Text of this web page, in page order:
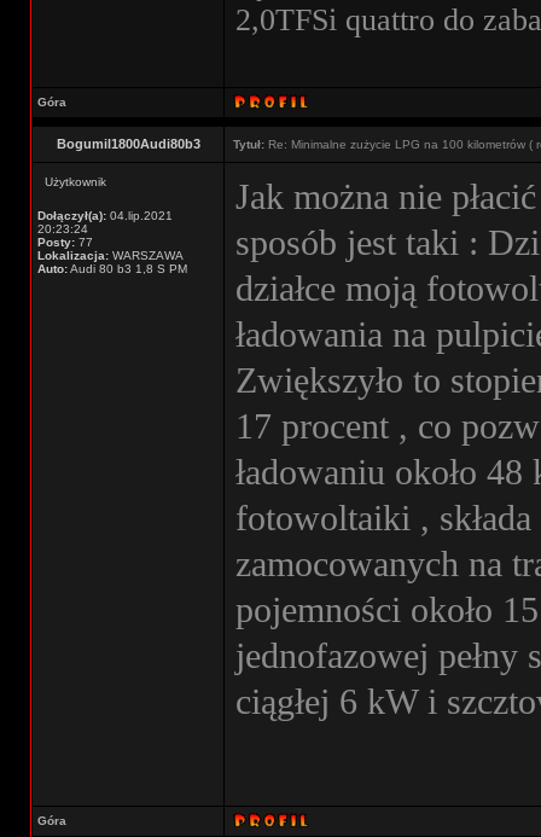
2,0TFSi quattro do
Góra
Bogumil1800Audi80b3 Tytuł: Re: Minimalne zużycie LPG na 100 kilometrów (
Użytkownik
Dołączył(a): 04.lip.2021
20:23:24
Posty: 77
Lokalizacja: WARSZAWA
Auto:Audi 80 b3 1,8 S PM
Jak można nie
sposób jest taki :
działce moją
ładowania na
Zwiększyło to
17 procent , co
ładowaniu około
fotowoltaiki ,
zamocowanych na
pojemności około
jednofazowej
ciągłej 6 kW i
Góra